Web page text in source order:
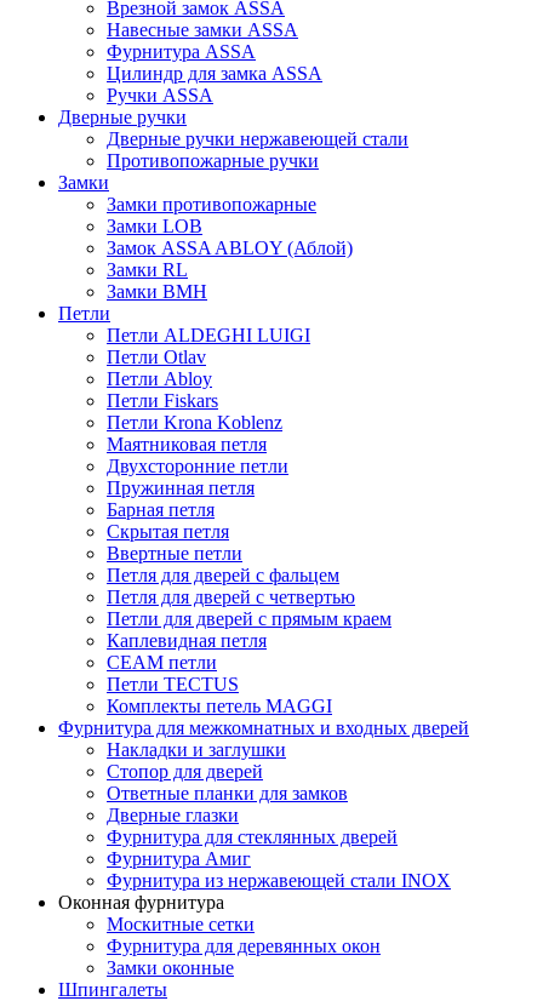
Врезной замок ASSA
Навесные замки ASSA
Фурнитура ASSA
Цилиндр для замка ASSA
Ручки ASSA
Дверные ручки
Дверные ручки нержавеющей стали
Противопожарные ручки
Замки
Замки противопожарные
Замки LOB
Замок ASSA ABLOY (Аблой)
Замки RL
Замки BMH
Петли
Петли ALDEGHI LUIGI
Петли Otlav
Петли Abloy
Петли Fiskars
Петли Krona Koblenz
Маятниковая петля
Двухсторонние петли
Пружинная петля
Барная петля
Скрытая петля
Ввертные петли
Петля для дверей с фальцем
Петля для дверей с четвертью
Петли для дверей с прямым краем
Каплевидная петля
CEAM петли
Петли TECTUS
Комплекты петель MAGGI
Фурнитура для межкомнатных и входных дверей
Накладки и заглушки
Стопор для дверей
Ответные планки для замков
Дверные глазки
Фурнитура для стеклянных дверей
Фурнитура Амиг
Фурнитура из нержавеющей стали INOX
Оконная фурнитура
Москитные сетки
Фурнитура для деревянных окон
Замки оконные
Шпингалеты